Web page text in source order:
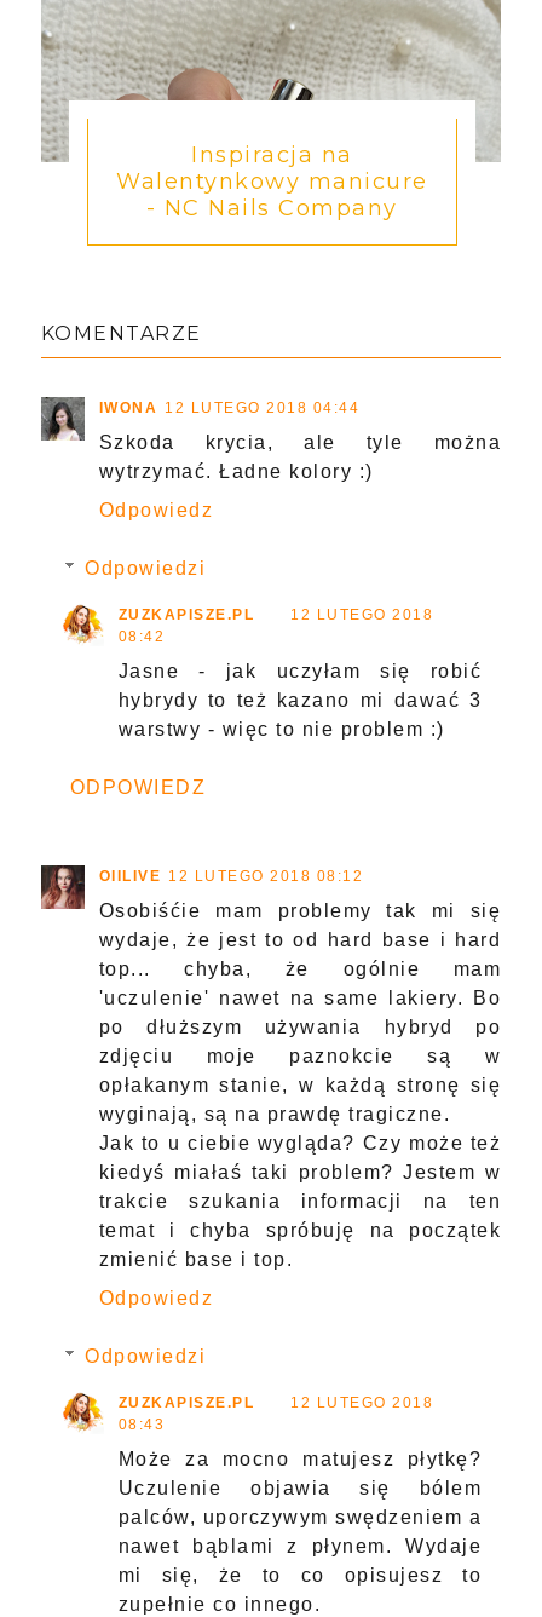
Inspiracja na
Walentynkowy manicure
- NC Nails Company
KOMENTARZE
IWONA 12 LUTEGO 2018 04:44
Szkoda krycia, ale tyle można
wytrzymać. Ładne kolory :)
Odpowiedz
Odpowiedzi
ZUZKAPISZE.PL
12 LUTEGO 2018
08:42
Jasne - jak uczyłam się robić
hybrydy to też kazano mi dawać 3
warstwy - więc to nie problem :)
ODPOWIEDZ
OIILIVE 12 LUTEGO 2018 08:12
Osobiśćie mam problemy tak mi się
wydaje, że jest to od hard base i hard
top... chyba, że ogólnie mam
'uczulenie' nawet na same lakiery. Bo
po dłuższym używania hybryd po
zdjęciu moje paznokcie są w
opłakanym stanie, w każdą stronę się
wyginają, są na prawdę tragiczne.
Jak to u ciebie wygląda? Czy może też
kiedyś miałaś taki problem? Jestem w
trakcie szukania informacji na ten
temat i chyba spróbuję na początek
zmienić base i top.
Odpowiedz
Odpowiedzi
ZUZKAPISZE.PL
12 LUTEGO 2018
08:43
Może za mocno matujesz płytkę?
Uczulenie objawia się bólem
palców, uporczywym swędzeniem a
nawet bąblami z płynem. Wydaje
mi się, że to co opisujesz to
zupełnie co innego.